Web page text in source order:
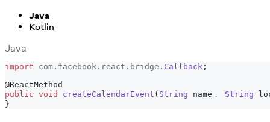
Java
Kotlin
Java
import com . facebook . react . bridge . Callback ;
@ReactMethod
public void createCalendarEvent ( String name， String
}